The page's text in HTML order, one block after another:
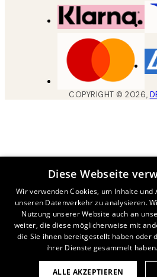
COPYRIGHT ©2026,
Diese Webseite
Wir verwenden Cookies, um Inhalte
unseren Datenverkehr zu analysieren.
Nutzung unserer Website auch an
weiter, die diese möglicherweise mit
die Sie ihnen bereitgestellt haben oder
ihrer Dienste gesammelt haben.
ALLE AKZEPTIEREN